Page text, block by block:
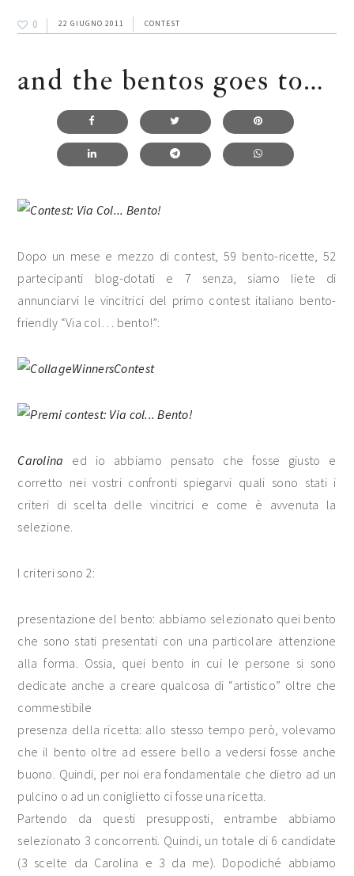
0 22 GIUGNO 2011 CONTEST
and the bentos goes to…
Dopo un mese e mezzo di contest, 59 bento-ricette, 52
partecipanti blog-dotati e 7 senza, siamo liete di
annunciarvi le vincitrici del primo contest italiano bento-
friendly “Via col… bento!”:
Carolina ed io abbiamo pensato che fosse giusto e
corretto nei vostri confronti spiegarvi quali sono stati i
criteri di scelta delle vincitrici e come è avvenuta la
selezione.
I criteri sono 2:
presentazione del bento: abbiamo selezionato quei bento
che sono stati presentati con una particolare attenzione
alla forma. Ossia, quei bento in cui le persone si sono
dedicate anche a creare qualcosa di “artistico” oltre che
commestibile
presenza della ricetta: allo stesso tempo però, volevamo
che il bento oltre ad essere bello a vedersi fosse anche
buono. Quindi, per noi era fondamentale che dietro ad un
pulcino o ad un coniglietto ci fosse una ricetta.
Partendo da questi presupposti, entrambe abbiamo
selezionato 3 concorrenti. Quindi, un totale di 6 candidate
(3 scelte da Carolina e 3 da me). Dopodiché abbiamo